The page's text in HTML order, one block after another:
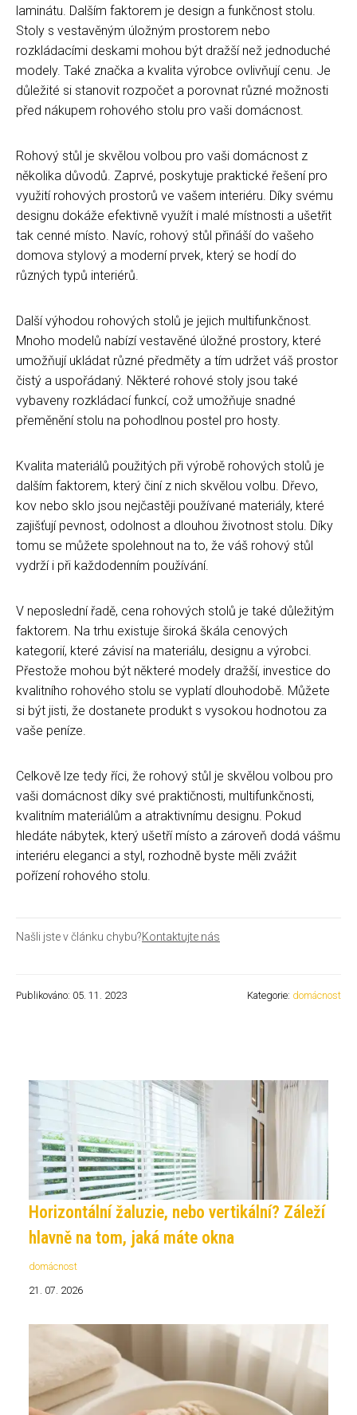
laminátu. Dalším faktorem je design a funkčnost stolu.
Stoly s vestavěným úložným prostorem nebo
rozkládacími deskami mohou být dražší než jednoduché
modely. Také značka a kvalita výrobce ovlivňují cenu. Je
důležité si stanovit rozpočet a porovnat různé možnosti
před nákupem rohového stolu pro vaši domácnost.
Rohový stůl je skvělou volbou pro vaši domácnost z
několika důvodů. Zaprvé, poskytuje praktické řešení pro
využití rohových prostorů ve vašem interiéru. Díky svému
designu dokáže efektivně využít i malé místnosti a ušetřit
tak cenné místo. Navíc, rohový stůl přináší do vašeho
domova stylový a moderní prvek, který se hodí do
různých typů interiérů.
Další výhodou rohových stolů je jejich multifunkčnost.
Mnoho modelů nabízí vestavěné úložné prostory, které
umožňují ukládat různé předměty a tím udržet váš prostor
čistý a uspořádaný. Některé rohové stoly jsou také
vybaveny rozkládací funkcí, což umožňuje snadné
přeměnění stolu na pohodlnou postel pro hosty.
Kvalita materiálů použitých při výrobě rohových stolů je
dalším faktorem, který činí z nich skvělou volbu. Dřevo,
kov nebo sklo jsou nejčastěji používané materiály, které
zajišťují pevnost, odolnost a dlouhou životnost stolu. Díky
tomu se můžete spolehnout na to, že váš rohový stůl
vydrží i při každodenním používání.
V neposlední řadě, cena rohových stolů je také důležitým
faktorem. Na trhu existuje široká škála cenových
kategorií, které závisí na materiálu, designu a výrobci.
Přestože mohou být některé modely dražší, investice do
kvalitního rohového stolu se vyplatí dlouhodobě. Můžete
si být jisti, že dostanete produkt s vysokou hodnotou za
vaše peníze.
Celkově lze tedy říci, že rohový stůl je skvělou volbou pro
vaši domácnost díky své praktičnosti, multifunkčnosti,
kvalitním materiálům a atraktivnímu designu. Pokud
hledáte nábytek, který ušetří místo a zároveň dodá vášmu
interiéru eleganci a styl, rozhodně byste měli zvážit
pořízení rohového stolu.
Našli jste v článku chybu?Kontaktujte nás
Publikováno: 05. 11. 2023 Kategorie: domácnost
Horizontální žaluzie, nebo vertikální? Záleží
hlavně na tom, jaká máte okna
domácnost
21. 07. 2026